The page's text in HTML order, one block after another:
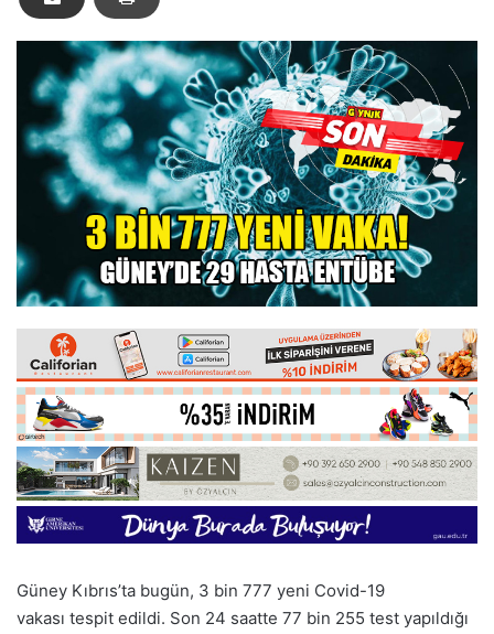
Güney Kıbrıs’ta bugün, 3 bin 777 yeni Covid-19
vakası tespit edildi. Son 24 saatte 77 bin 255 test yapıldığı